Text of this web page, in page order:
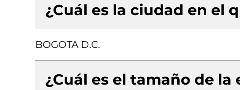
¿Cuál es la ciudad en el
BOGOTA D.C.
¿Cuál es el tamaño de la